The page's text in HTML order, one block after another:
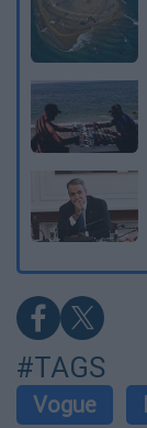
#TAGS
Vogue